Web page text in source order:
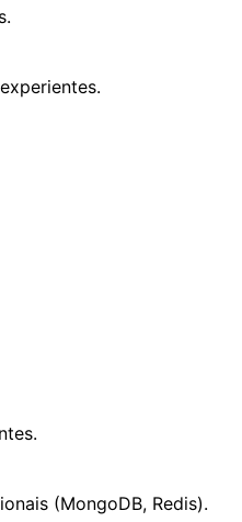
(MongoDB, Redis).